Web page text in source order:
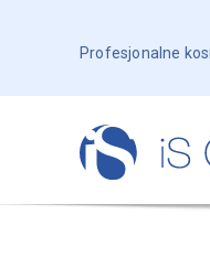
Profesjonalne